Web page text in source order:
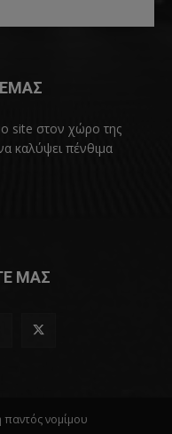
site στον χώρο της
καλύψει πένθιμα
ΜΑΣ
νομίμου